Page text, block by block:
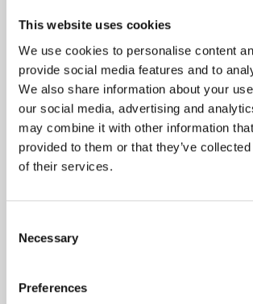
This website uses cookies
We use cookies to personalise content
provide social media features and to
We also share information about your
our social media, advertising and
may combine it with other information
provided to them or that they’ve
of their services.
Selection
Necessary
Preferences
Rauch und größere Partikel effektiv ab,
eine optimale Leistung beibehält.
Effiziente Filtration von
Verlängert die Lebensdauer Ihres
Einfacher Austausch für
Spezifikationen